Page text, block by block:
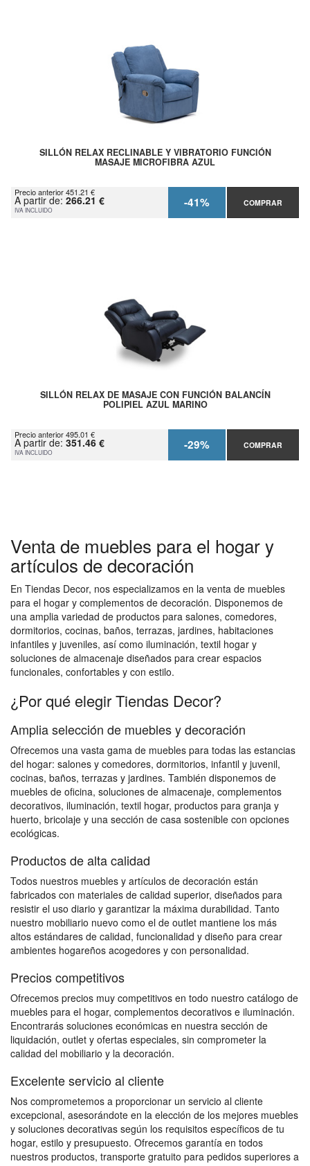
SILLÓN RELAX RECLINABLE Y VIBRATORIO FUNCIÓN
MASAJE MICROFIBRA AZUL
Precio anterior 451.21 €
A partir de: 266.21 €
IVA INCLUIDO -41% COMPRAR
SILLÓN RELAX DE MASAJE CON FUNCIÓN BALANCÍN
POLIPIEL AZUL MARINO
Precio anterior 495.01 €
A partir de: 351.46 €
IVA INCLUIDO -29% COMPRAR
Venta de muebles para el hogar y
artículos de decoración
En Tiendas Decor, nos especializamos en la venta de muebles
para el hogar y complementos de decoración. Disponemos de
una amplia variedad de productos para salones, comedores,
dormitorios, cocinas, baños, terrazas, jardines, habitaciones
infantiles y juveniles, así como iluminación, textil hogar y
soluciones de almacenaje diseñados para crear espacios
funcionales, confortables y con estilo.
¿Por qué elegir Tiendas Decor?
Amplia selección de muebles y decoración
Ofrecemos una vasta gama de muebles para todas las estancias
del hogar: salones y comedores, dormitorios, infantil y juvenil,
cocinas, baños, terrazas y jardines. También disponemos de
muebles de oficina, soluciones de almacenaje, complementos
decorativos, iluminación, textil hogar, productos para granja y
huerto, bricolaje y una sección de casa sostenible con opciones
ecológicas.
Productos de alta calidad
Todos nuestros muebles y artículos de decoración están
fabricados con materiales de calidad superior, diseñados para
resistir el uso diario y garantizar la máxima durabilidad. Tanto
nuestro mobiliario nuevo como el de outlet mantiene los más
altos estándares de calidad, funcionalidad y diseño para crear
ambientes hogareños acogedores y con personalidad.
Precios competitivos
Ofrecemos precios muy competitivos en todo nuestro catálogo de
muebles para el hogar, complementos decorativos e iluminación.
Encontrarás soluciones económicas en nuestra sección de
liquidación, outlet y ofertas especiales, sin comprometer la
calidad del mobiliario y la decoración.
Excelente servicio al cliente
Nos comprometemos a proporcionar un servicio al cliente
excepcional, asesorándote en la elección de los mejores muebles
y soluciones decorativas según los requisitos específicos de tu
hogar, estilo y presupuesto. Ofrecemos garantía en todos
nuestros productos, transporte gratuito para pedidos superiores a